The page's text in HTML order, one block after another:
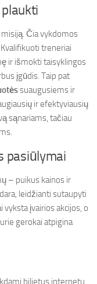
misiją. Čia vykdomos
treneriai
ir išmokti taisyklingos
įgūdis. Taip pat
suaugusiems ir
ir efektyviausių
sąnariams, tačiau
pasiūlymai
– puikus kainos ir
leidžianti sutaupyti
įvairios akcijos, o
gerokai atpigina
bilietus internetu